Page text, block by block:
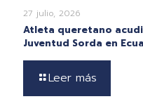
27 julio, 2026
Atleta queretano
Juventud Sorda en
Leer más